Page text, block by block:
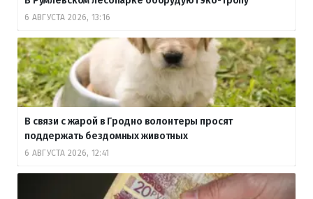
6 АВГУСТА 2026, 13:16
В связи с жарой в Гродно волонтеры просят
поддержать бездомных животных
6 АВГУСТА 2026, 12:41